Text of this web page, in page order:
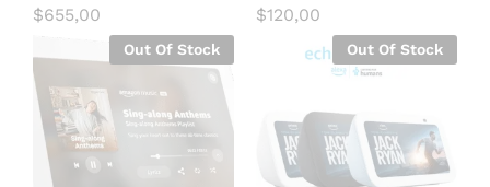
$655,00 $120,00
Out Of Stock Out Of Stock